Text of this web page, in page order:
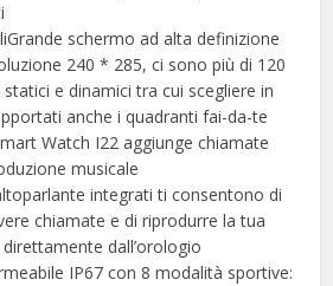
schermo ad alta definizione
240 * 285, ci sono più di 120
e dinamici tra cui scegliere in
anche i quadranti fai-da-te
Watch I22 aggiunge chiamate
musicale
integrati ti consentono di
chiamate e di riprodurre la tua
dall’orologio
IP67 con 8 modalità sportive: